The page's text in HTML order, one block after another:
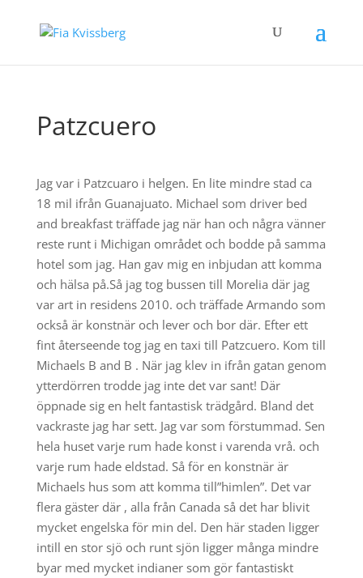
Patzcuero
Jag var i Patzcuaro i helgen. En lite mindre stad ca
18 mil ifrån Guanajuato. Michael som driver bed
and breakfast träffade jag när han och några vänner
reste runt i Michigan området och bodde på samma
hotel som jag. Han gav mig en inbjudan att komma
och hälsa på.Så jag tog bussen till Morelia där jag
var art in residens 2010. och träffade Armando som
också är konstnär och lever och bor där. Efter ett
fint återseende tog jag en taxi till Patzcuero. Kom till
Michaels B and B . När jag klev in ifrån gatan genom
ytterdörren trodde jag inte det var sant! Där
öppnade sig en helt fantastisk trädgård. Bland det
vackraste jag har sett. Jag var som förstummad. Sen
hela huset varje rum hade konst i varenda vrå. och
varje rum hade eldstad. Så för en konstnär är
Michaels hus som att komma till”himlen”. Det var
flera gäster där , alla från Canada så det har blivit
mycket engelska för min del. Den här staden ligger
intill en stor sjö och runt sjön ligger många mindre
byar med mycket indianer som gör fantastiskt